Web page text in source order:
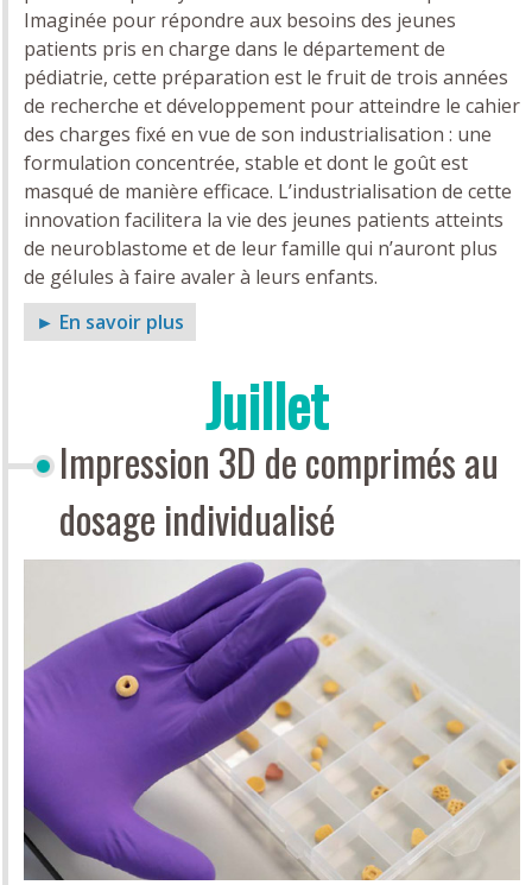
Imaginée pour répondre aux besoins des jeunes
patients pris en charge dans le département de
pédiatrie, cette préparation est le fruit de trois années
de recherche et développement pour atteindre le cahier
des charges fixé en vue de son industrialisation : une
formulation concentrée, stable et dont le goût est
masqué de manière efficace. L’industrialisation de cette
innovation facilitera la vie des jeunes patients atteints
de neuroblastome et de leur famille qui n’auront plus
de gélules à faire avaler à leurs enfants.
► En savoir plus
Juillet
Impression 3D de comprimés au
dosage individualisé